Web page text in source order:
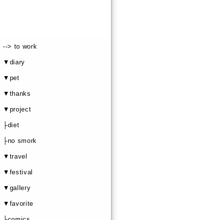
--> to work
▼diary
▼pet
▼thanks
▼project
├diet
├no smork
▼travel
▼festival
▼gallery
▼favorite